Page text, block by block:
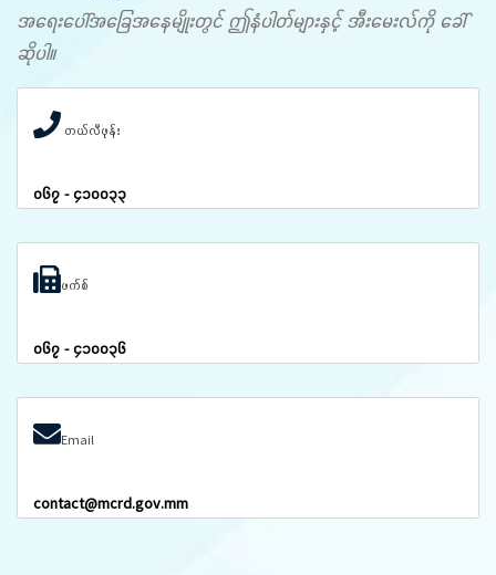
အရေးပေါ်အခြေအနေမျိုးတွင် ဤနံပါတ်များနှင့် အီးမေးလ်ကို ခေါ်
ဆိုပါ။
တယ်လီဖုန်း
၀၆၇ - ၄၁၀၀၃၃
ဖက်စ်
၀၆၇ - ၄၁၀၀၃၆
Email
contact@mcrd.gov.mm